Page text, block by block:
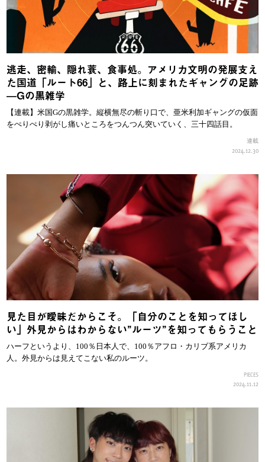
逃走、密輸、隠れ蓑、食事処。アメリカ文明の発展支え
た国道「ルート66」と、路上に刻まれたギャングの足跡
—Gの黒雑学
【連載】米国Gの黒雑学。縦横無尽の斬り口で、亜米利加ギャングの仮面
をぺりぺり剥がし痛いところをつんつん突いていく、三十四話目。
連載
2024.12.30
見た目が曖昧だからこそ。「自分のことを知ってほし
い」外見からはわからない”ルーツ”を知ってもらうこと
ハーフというより、100％日本人で、100％アフロ・カリブ系アメリカ
人。外見からは見えてこない私のルーツ。
PIECES
2024.11.12